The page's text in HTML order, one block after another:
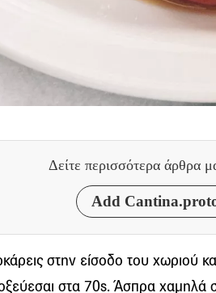
Δείτε περισσότερα άρθρα
Add
στην είσοδο του χωριού
στα 70s. Άσπρα χαμηλά